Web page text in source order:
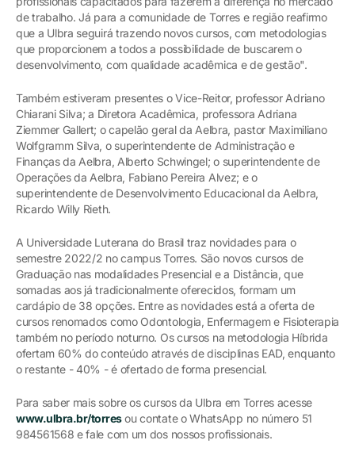
de trabalho. Já para a comunidade de Torres e região reafirmo
que a Ulbra seguirá trazendo novos cursos, com metodologias
que proporcionem a todos a possibilidade de buscarem o
desenvolvimento, com qualidade acadêmica e de gestão".
Também estiveram presentes o Vice-Reitor, professor Adriano
Chiarani Silva; a Diretora Acadêmica, professora Adriana
Ziemmer Gallert; o capelão geral da Aelbra, pastor Maximiliano
Wolfgramm Silva, o superintendente de Administração e
Finanças da Aelbra, Alberto Schwingel; o superintendente de
Operações da Aelbra, Fabiano Pereira Alvez; e o
superintendente de Desenvolvimento Educacional da Aelbra,
Ricardo Willy Rieth.
A Universidade Luterana do Brasil traz novidades para o
semestre 2022/2 no campus Torres. São novos cursos de
Graduação nas modalidades Presencial e a Distância, que
somadas aos já tradicionalmente oferecidos, formam um
cardápio de 38 opções. Entre as novidades está a oferta de
cursos renomados como Odontologia, Enfermagem e Fisioterapia
também no período noturno. Os cursos na metodologia Híbrida
ofertam 60% do conteúdo através de disciplinas EAD, enquanto
o restante - 40% - é ofertado de forma presencial.
Para saber mais sobre os cursos da Ulbra em Torres acesse
www.ulbra.br/torresou contate o WhatsApp no número 51
984561568 e fale com um dos nossos profissionais.